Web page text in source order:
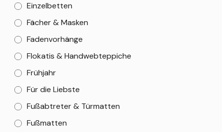
Einzelbetten
Fächer & Masken
Fadenvorhänge
Flokatis & Handwebteppiche
Frühjahr
Für die Liebste
Fußabtreter & Türmatten
Fußmatten